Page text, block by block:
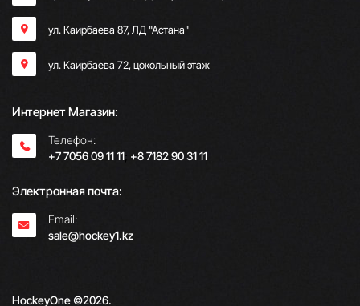
ул. Каирбаева 87, ЛД "Астана"
ул. Каирбаева 72, цокольный этаж
Интернет Магазин:
Телефон:
+7 7056 09 11 11; +8 7182 90 31 11
Электронная почта:
Email:
sale@hockey1.kz
HockeyOne ©2026.